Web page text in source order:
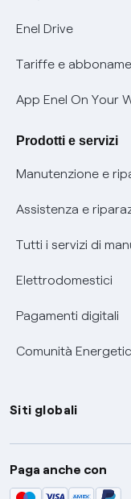
Mobilità Elettrica
Phishing e truffe
Verifica chi ti ha
Informativa RAEE
Enel Drive
Tariffe e
App Enel On Your
Prodotti e servizi
Manutenzione e
Assistenza e
Tutti i servizi di
Elettrodomestici
Pagamenti digitali
Comunità
Siti globali
Enel Group
Enel Green Power
Paga anche con